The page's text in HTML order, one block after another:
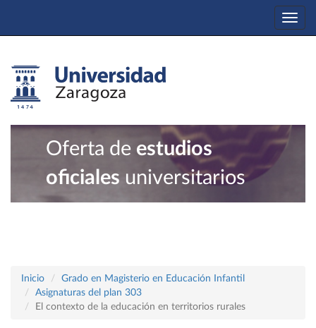
Oferta de estudios
oficiales universitarios
Inicio
Grado en Magisterio en Educación Infantil
Asignaturas del plan 303
El contexto de la educación en territorios rurales